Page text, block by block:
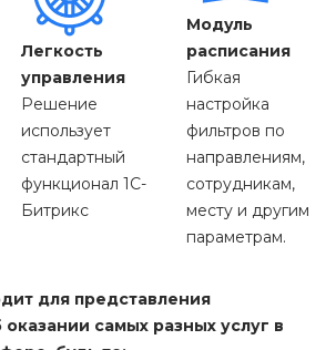
Легкость
управления
Решение
использует
стандартный
функционал 1С-
Битрикс
Модуль
расписания
Гибкая
настройка
фильтров по
направлениям,
сотрудникам,
месту и другим
параметрам.
для представления
самых разных услуг в